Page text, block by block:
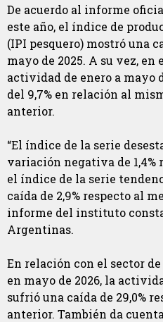
De acuerdo al informe
este año, el índice de
(IPI pesquero) mostró una
mayo de 2025. A su vez, en
actividad de enero a mayo
del 9,7% en relación al
anterior.
“El índice de la serie
variación negativa de
el índice de la serie
caída de 2,9% respecto al
informe del instituto
Argentinas.
En relación con el sector
en mayo de 2026, la
sufrió una caída de 29,0%
anterior. También da